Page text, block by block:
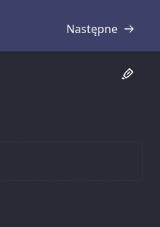
Następne
Transkrypcja